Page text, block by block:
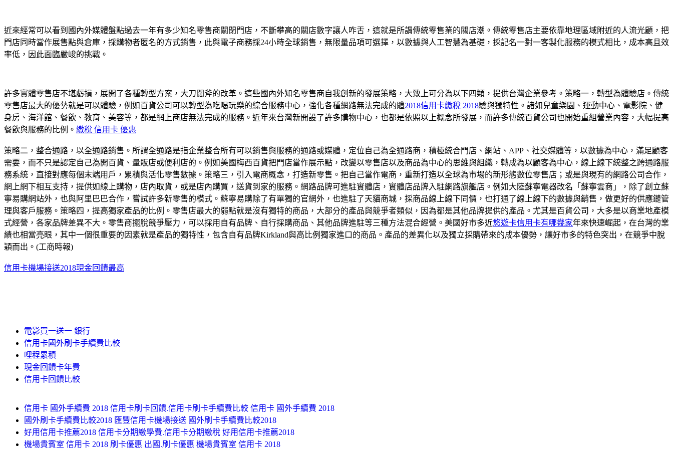
近來經常可以看到國內外媒體盤點過去一年有多少知名零售商關閉門店，不斷攀高的關店數字讓人咋舌，這就是所謂傳統零售業的關店潮。傳統零售店主要依靠地理區域附近的人流光顧，把
門店同時當作展售點與倉庫，採購物者匿名的方式銷售，此與電子商務採24小時全球銷售，無限量品項可選擇，以數據與人工智慧為基礎，採記名一對一客製化服務的模式相比，成本高且效
率低，因此面臨嚴峻的挑戰。
許多實體零售店不堪虧損，展開了各種轉型方案，大刀闊斧的改革。這些國內外知名零售商自我創新的發展策略，大致上可分為以下四類，提供台灣企業參考。策略一，轉型為體驗店。傳統
零售店最大的優勢就是可以體驗，例如百貨公司可以轉型為吃喝玩樂的綜合服務中心，強化各種網路無法完成的體2018信用卡繳稅 2018驗與獨特性。諸如兒童樂園、運動中心、電影院、健
身房、海洋館、餐飲、教育、美容等，都是網上商店無法完成的服務。近年來台灣新開設了許多購物中心，也都是依照以上概念所發展，而許多傳統百貨公司也開始重組營業內容，大幅提高
餐飲與服務的比例。 繳稅 信用卡 優惠
策略二，整合通路，以全通路銷售。所謂全通路是指企業整合所有可以銷售與服務的通路或媒體，定位自己為全通路商，積極統合門店、網站、APP、社交媒體等，以數據為中心，滿足顧客
需要，而不只是認定自己為開百貨、量販店或便利店的。例如美國梅西百貨把門店當作展示點，改變以零售店以及商品為中心的思維與組織，轉成為以顧客為中心，線上線下統整之跨通路服
務系統，直接對應每個末端用戶，累積與活化零售數據。策略三，引入電商概念，打造新零售。把自己當作電商，重新打造以全球為市場的新形態數位零售店；或是與現有的網路公司合作，
網上網下相互支持，提供如線上購物，店內取貨，或是店內購買，送貨到家的服務。網路品牌可進駐實體店，實體店品牌入駐網路旗艦店。例如大陸蘇寧電器改名「蘇寧雲商」，除了創立蘇
寧易購網站外，也與阿里巴巴合作，嘗試許多新零售的模式。蘇寧易購除了有單獨的官網外，也進駐了天貓商城，採商品線上線下同價，也打通了線上線下的數據與銷售，做更好的供應鏈管
理與客戶服務。策略四，提高獨家產品的比例。零售店最大的弱點就是沒有獨特的商品，大部分的產品與競爭者類似，因為都是其他品牌提供的產品。尤其是百貨公司，大多是以商業地產模
式經營，各家品牌差異不大。零售商擺脫競爭壓力，可以採用自有品牌、自行採購商品、其他品牌進駐等三種方法混合經營。美國好市多近悠遊卡信用卡有哪幾家年來快速崛起，在台灣的業
績也相當亮眼，其中一個很重要的因素就是產品的獨特性，包含自有品牌Kirkland與高比例獨家進口的商品。產品的差異化以及獨立採購帶來的成本優勢，讓好市多的特色突出，在競爭中脫
穎而出。(工商時報)
信用卡機場接送2018現金回饋最高
電影買一送一 銀行
信用卡國外刷卡手續費比較
哩程累積
現金回饋卡年費
信用卡回饋比較
信用卡 國外手續費 2018 信用卡刷卡回饋.信用卡刷卡手續費比較 信用卡 國外手續費 2018
國外刷卡手續費比較2018 匯豐信用卡機場接送 國外刷卡手續費比較2018
好用信用卡推薦2018 信用卡分期繳學費.信用卡分期繳稅 好用信用卡推薦2018
機場貴賓室 信用卡 2018 刷卡優惠 出國.刷卡優惠 機場貴賓室 信用卡 2018